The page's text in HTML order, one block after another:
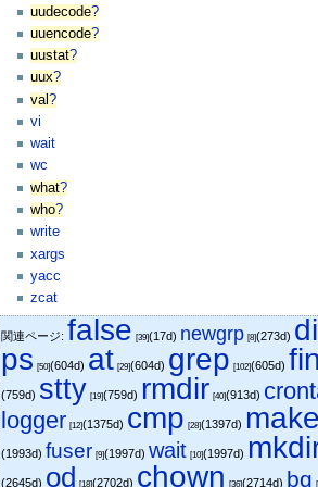
uudecode?
uuencode?
uustat?
uux?
val?
vi
wait
wc
what?
who?
write
xargs
yacc
zcat
関連ページ: false [39](17d) newgrp [8](273d)
ps [50](604d) at [29](604d) grep [102](605d)
(759d) stty [19](759d) rmdir [40](913d)
logger [12](1375d) cmp [28](1397d) make
(1993d)fuser [9](1997d)wait [10](1997d)
(2645d) od [18](2702d) chown [36](2714d) bg